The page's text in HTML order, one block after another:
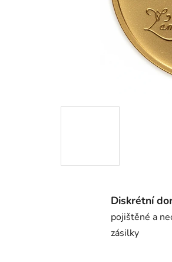
Diskrétní
pojištěné a
zásilky